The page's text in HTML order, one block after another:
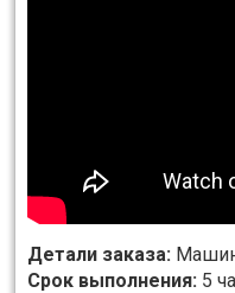
Детали заказа:
Срок выполнения: 5